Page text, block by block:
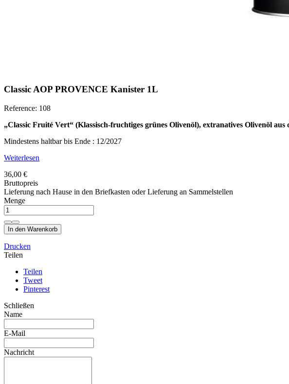
Classic AOP PROVENCE Kanister 1L
Reference: 108
„Classic Fruité Vert“ (Klassisch-fruchtiges grünes Olivenöl), extranatives Olivenöl
Mindestens haltbar bis Ende : 12/2027
Weiterlesen
36,00 €
Bruttopreis
Lieferung nach Hause in den Briefkasten oder Lieferung an Sammelstellen
Menge
In den Warenkorb
Drucken
Teilen
Teilen
Tweet
Pinterest
Schließen
Name
E-Mail
Nachricht